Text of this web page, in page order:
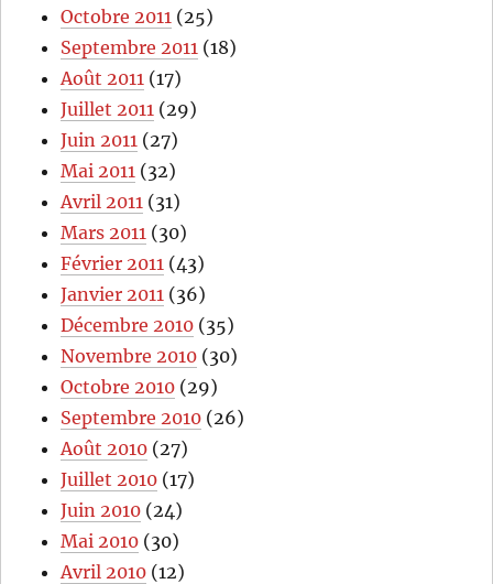
Octobre 2011 (25)
Septembre 2011 (18)
Août 2011 (17)
Juillet 2011 (29)
Juin 2011 (27)
Mai 2011 (32)
Avril 2011 (31)
Mars 2011 (30)
Février 2011 (43)
Janvier 2011 (36)
Décembre 2010 (35)
Novembre 2010 (30)
Octobre 2010 (29)
Septembre 2010 (26)
Août 2010 (27)
Juillet 2010 (17)
Juin 2010 (24)
Mai 2010 (30)
Avril 2010 (12)